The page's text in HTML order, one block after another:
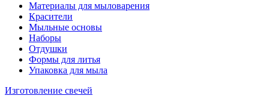
Материалы для мыловарения
Красители
Мыльные основы
Наборы
Отдушки
Формы для литья
Упаковка для мыла
Изготовление свечей